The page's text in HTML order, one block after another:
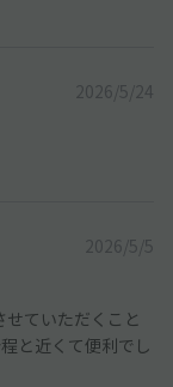
2026/5/24
2026/5/5
ていただくこと
と近くて便利でし